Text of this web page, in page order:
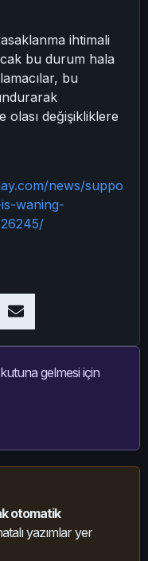
ihtimali
bu durum hala
bu
olası değişikliklere
news/suppo
waning-
gelmesi için
otomatik
yazımlar yer